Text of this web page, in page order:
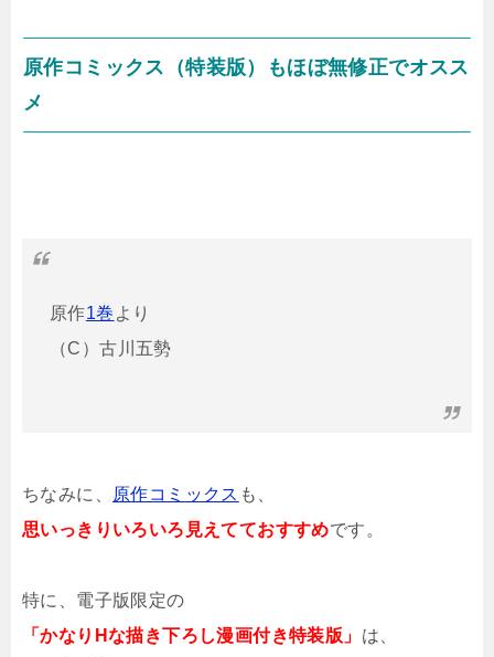
原作コミックス（特装版）もほぼ無修正でオスス
メ
原作1巻 より
（C）古川五勢
ちなみに、 原作コミックス も、
思いっきりいろいろ見えてておすすめです。
特に、電子版限定の
「かなりHな描き下ろし漫画付き特装版」 は、